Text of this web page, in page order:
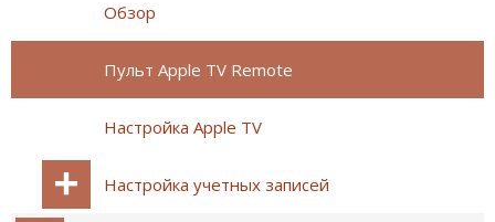
Обзор
Пульт Apple TV Remote
Настройка Apple TV
Настройка учетных записей